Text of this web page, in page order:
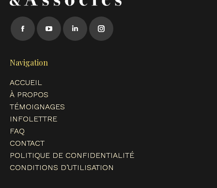
Trouvez nous sur :
Facebook
opens
new
window
YouTube
LinkedInInstagram
Navigation
ACCUEIL
À PROPOS
TÉMOIGNAGES
INFOLETTRE
FAQ
CONTACT
POLITIQUE DE CONFIDENTIALITÉ
CONDITIONS D’UTILISATION